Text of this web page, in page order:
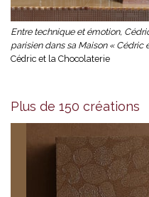
Entre technique et émotion,
parisien dans sa Maison « Cédric
Cédric et la Chocolaterie
Plus de 150 créations